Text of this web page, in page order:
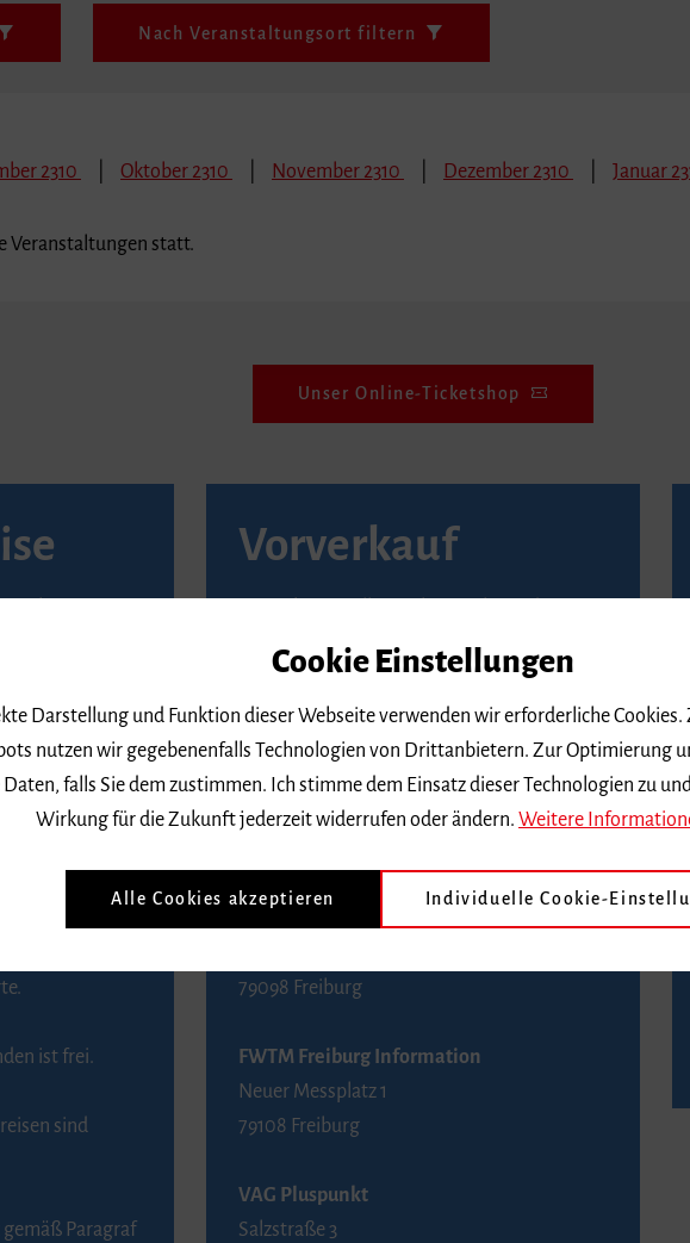
Nach Veranstaltungsort filtern
2310 Oktober 2310 November 2310 Dezember 2310 Januar
Veranstaltungen statt.
Unser Online-Ticketshop
betragen
und
Vorlage
6 € für
Förderung
e. V.
mit
ist frei.
sind
Paragraf
Vorverkauf
Seite von Reservix.
BZ-Kartenservice Freiburg
Kaiser-Joseph-Straße 229
79098 Freiburg
Telefon 0761 4968888 (Reservierungen sind
79098 Freiburg
FWTM Freiburg Information
Neuer Messplatz 1
79108 Freiburg
VAG Pluspunkt
Salzstraße 3
Cookie Einstellungen
Darstellung und Funktion dieser Webseite verwenden wir erforderliche
nutzen wir gegebenenfalls Technologien von Drittanbietern. Zur Optimierung
falls Sie dem zustimmen. Ich stimme dem Einsatz dieser Technologien zu
Wirkung für die Zukunft jederzeit widerrufen oder ändern. Weitere
Alle Cookies akzeptieren Individuelle Cookie-